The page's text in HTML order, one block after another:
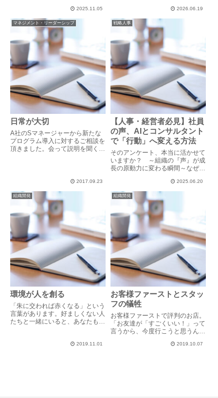
で、初回は受身ややらされ感満載
の方も多くいた。セッションとセ
ッションの間の課題に、渋々なが
らでも取組み、コーチとの時間で
は...
2025.11.05
んがいるからだ。彼の評価をAに
するなら、A君やBさんの評価だ
ってAにすべきだと僕は思うん
だ！」顔を真っ赤にして熱く語る
マ...
2026.06.19
マネジメント・リーダーシップ
日常が大切
A社のSマネージャーから新たな
プログラム導入に対するご相談を
頂きました。会って説明を聞く時
せ」レベルであることは百も承知
接...
2017.09.23
戦略人事
【人事・経営者必見】社員
の声、AIとコンサルタント
で「行動」へ変える方法
そのアンケート、本当に活かせて
いますか？ ～組織の『声』が成
長の原動力に変わる瞬間～なぜ組
ケートや現場ヒアリング、組織診
断、健康調査・・・多くの企業が
「声」を集めています。しかし、
その「声」を本当に活かせてい
ま...
2025.06.20
組織開発
環境が人を創る
「朱に交われば赤くなる」という
言葉があります。好ましくない人
たちと一緒にいると、あなたも
題のない人も悪くなってしまう、
2019.11.01
組織開発
お客様ファーストとスタッ
フの犠牲
お客様ファーストで評判のお店。
「お友達が「すごくいい！」って
言うから、今度行こうと思うんだ
でそのお勧め店に行ってきまし
2019.10.07